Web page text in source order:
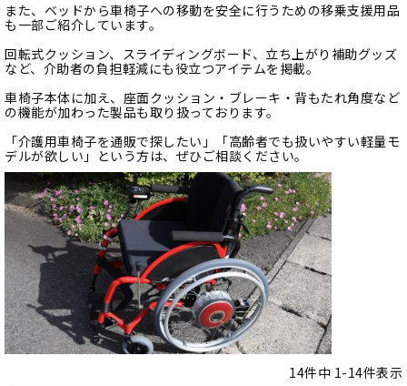
また、ベッドから車椅子への移動を安全に行うための移乗支援用品
も一部ご紹介しています。
回転式クッション、スライディングボード、立ち上がり補助グッズ
など、介助者の負担軽減にも役立つアイテムを掲載。
車椅子本体に加え、座面クッション・ブレーキ・背もたれ角度など
の機能が加わった製品も取り扱っております。
「介護用車椅子を通販で探したい」「高齢者でも扱いやすい軽量モ
デルが欲しい」という方は、ぜひご相談ください。
14件中 1-14件表示